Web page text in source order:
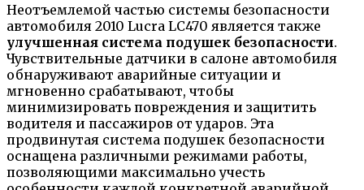
Неотъемлемой частью системы безопасности
автомобиля 2010 Lucra LC470 является также
улучшенная система подушек безопасности.
Чувствительные датчики в салоне автомобиля
обнаруживают аварийные ситуации и
мгновенно срабатывают, чтобы
минимизировать повреждения и защитить
водителя и пассажиров от ударов. Эта
продвинутая система подушек безопасности
оснащена различными режимами работы,
позволяющими максимально учесть